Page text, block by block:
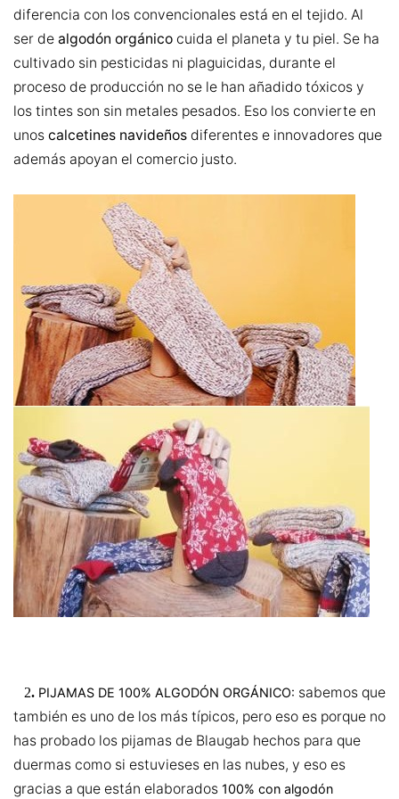
diferencia con los convencionales está en el tejido. Al
ser de algodón orgánico cuida el planeta y tu piel. Se ha
cultivado sin pesticidas ni plaguicidas, durante el
proceso de producción no se le han añadido tóxicos y
los tintes son sin metales pesados. Eso los convierte en
unos calcetines navideños diferentes e innovadores que
además apoyan el comercio justo.
2. PIJAMAS DE 100% ALGODÓN ORGÁNICO: sabemos que
también es uno de los más típicos, pero eso es porque no
has probado los pijamas de Blaugab hechos para que
duermas como si estuvieses en las nubes, y eso es
gracias a que están elaborados 100% con algodón